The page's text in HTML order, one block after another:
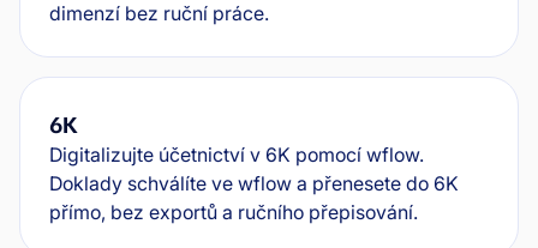
dimenzí bez ruční práce.
6K
Digitalizujte účetnictví v 6K pomocí wflow.
Doklady schválíte ve wflow a přenesete do 6K
přímo, bez exportů a ručního přepisování.